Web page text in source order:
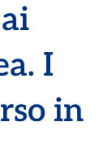
I
in